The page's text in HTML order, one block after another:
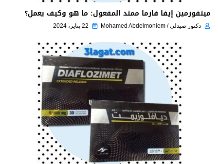
ميتفورمين إيفا فارما ممتد المفعول: ما هو وكيف يعمل؟
دكتور صيدلي / Mohamed Abdelmoniem 22 يناير، 2024